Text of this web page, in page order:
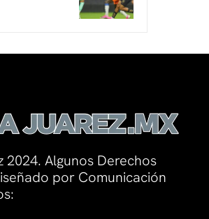
2024. Algunos Derechos
por Comunicación